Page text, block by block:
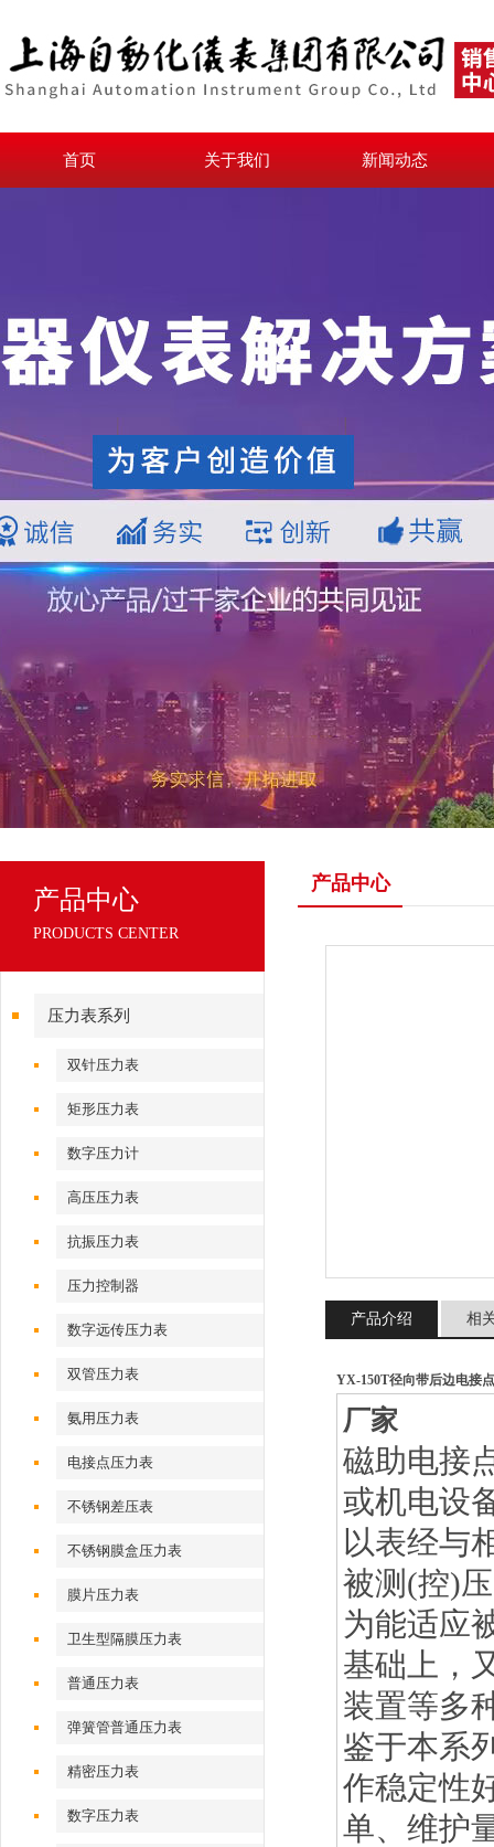
首页 关于我们 新闻动态
产品中心
PRODUCTS CENTER
压力表系列
双针压力表
矩形压力表
数字压力计
高压压力表
抗振压力表
压力控制器
数字远传压力表
双管压力表
氨用压力表
电接点压力表
不锈钢差压表
不锈钢膜盒压力表
膜片压力表
卫生型隔膜压力表
普通压力表
弹簧管普通压力表
精密压力表
数字压力表
产品中心
产品介绍 相
YX-150T径向带后边电接
厂家
磁助电接
或机电设
以表经与
被测(控)
为能适应
基础上，
装置等多
鉴于本系
作稳定性
单、维护